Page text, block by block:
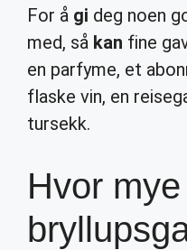
For å gi deg noen
med, så kan fine
en parfyme, et
flaske vin, en
tursekk.
Hvor